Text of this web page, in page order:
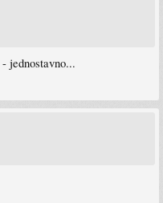
- jednostavno...